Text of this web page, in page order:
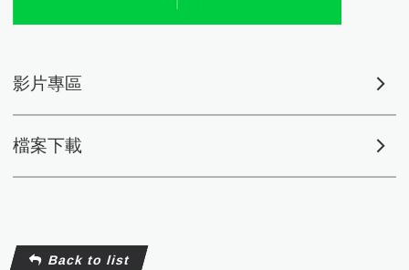
影片專區
檔案下載
Back to list